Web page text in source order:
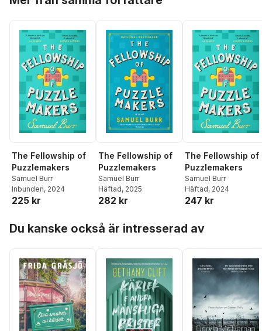
The Fellowship of
Puzzlemakers
Samuel Burr
Inbunden, 2024
225 kr
The Fellowship of
Puzzlemakers
Samuel Burr
Häftad, 2025
282 kr
The Fellowship of
Puzzlemakers
Samuel Burr
Häftad, 2024
247 kr
Du kanske också är intresserad av